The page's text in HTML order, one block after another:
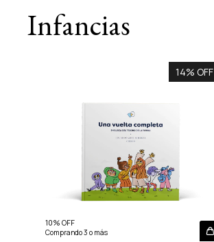
Infancias
10% OFF
Comprando 3 o más
14% OFF